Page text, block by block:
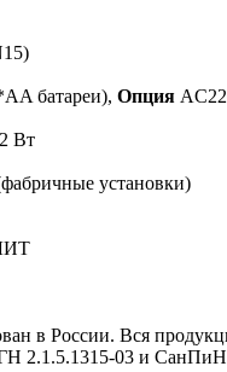
батареи), Опция
Вт
установки)
в России. Вся
2.1.5.1315-03 и СанПиН